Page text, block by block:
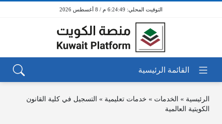
6:24:49 م / 8 أغسطس 2026
الرئيسية » الخدمات » خدمات تعليمية » التسجيل في كلية القانون
الكويتية العالمية